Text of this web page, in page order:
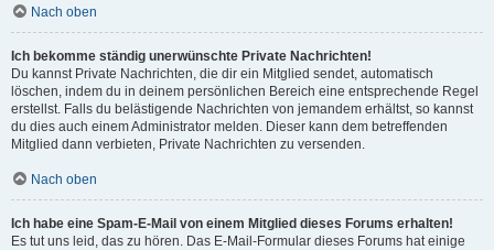
Nach oben
Ich bekomme ständig unerwünschte Private Nachrichten!
Du kannst Private Nachrichten, die dir ein Mitglied sendet, automatisch
löschen, indem du in deinem persönlichen Bereich eine entsprechende Regel
erstellst. Falls du belästigende Nachrichten von jemandem erhältst, so kannst
du dies auch einem Administrator melden. Dieser kann dem betreffenden
Mitglied dann verbieten, Private Nachrichten zu versenden.
Nach oben
Ich habe eine Spam-E-Mail von einem Mitglied dieses Forums erhalten!
Es tut uns leid, das zu hören. Das E-Mail-Formular dieses Forums hat einige